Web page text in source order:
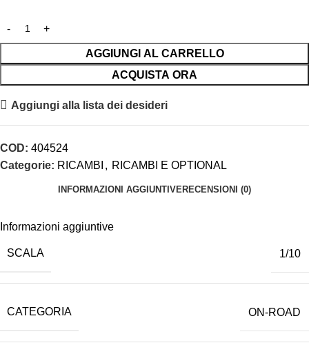
AGGIUNGI AL CARRELLO
ACQUISTA ORA
Aggiungi alla lista dei desideri
COD: 404524
Categorie: RICAMBI , RICAMBI E OPTIONAL
INFORMAZIONI AGGIUNTIVERECENSIONI (0)
Informazioni aggiuntive
SCALA 1/10
CATEGORIA ON-ROAD